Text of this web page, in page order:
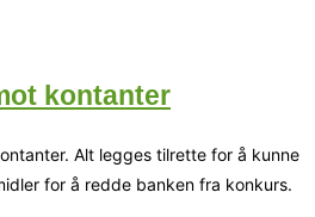
kontanter
Alt legges tilrette for å kunne
for å redde banken fra konkurs.